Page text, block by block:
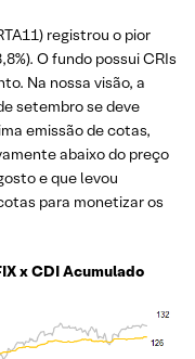
registrou o pior
O fundo possui CRIs
Na nossa visão, a
setembro se deve
emissão de cotas,
abaixo do preço
e que levou
para monetizar os
x CDI Acumulado